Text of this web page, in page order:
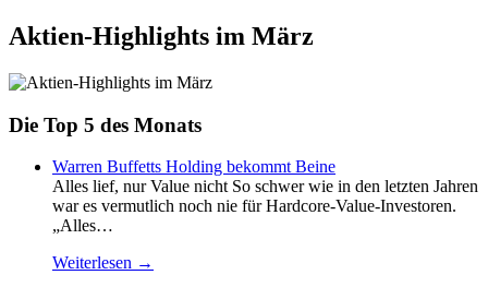
Aktien-Highlights im März
Die Top 5 des Monats
Warren Buffetts Holding bekommt Beine
Alles lief, nur Value nicht So schwer wie in den letzten Jahren
war es vermutlich noch nie für Hardcore-Value-Investoren.
„Alles…
Weiterlesen →